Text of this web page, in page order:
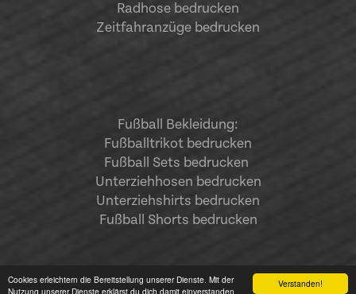
Verstanden!
Cookies erleichtern die Bereitstellung unserer Dienste. Mit der
Nutzung unserer Dienste erklärst du dich damit einverstanden,
Radhose bedrucken
Zeitfahranzüge bedrucken
Fußball Bekleidung:
Fußballtrikot bedrucken
Fußball Sets bedrucken
Unterziehhosen bedrucken
Unterziehshirts bedrucken
Fußball Shorts bedrucken